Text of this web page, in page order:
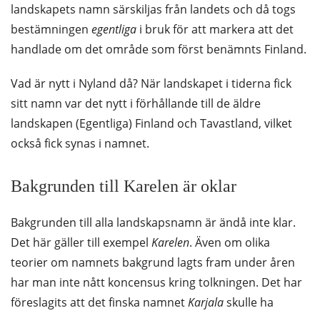
landskapets namn särskiljas från landets och då togs
bestämningen egentliga i bruk för att markera att det
handlade om det område som först benämnts Finland.
Vad är nytt i Nyland då? När landskapet i tiderna fick
sitt namn var det nytt i förhållande till de äldre
landskapen (Egentliga) Finland och Tavastland, vilket
också fick synas i namnet.
Bakgrunden till Karelen är oklar
Bakgrunden till alla landskapsnamn är ändå inte klar.
Det här gäller till exempel Karelen. Även om olika
teorier om namnets bakgrund lagts fram under åren
har man inte nått koncensus kring tolkningen. Det har
föreslagits att det finska namnetKarjalaskulle ha